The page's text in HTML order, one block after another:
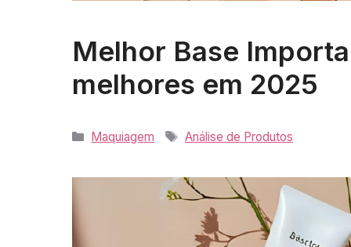
Melhor Base
melhores em 2025
Categorias
Maquiagem Tags
Análise de Produtos